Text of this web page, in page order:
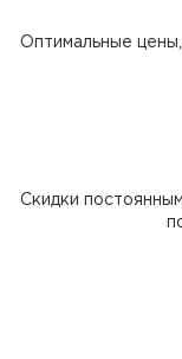
Оптимальные
Скидки